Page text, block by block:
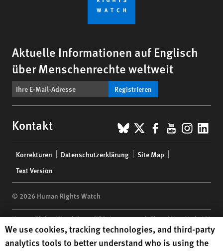
Aktuelle Informationen auf Englisch
über Menschenrechte weltweit
Registrieren
Kontakt BlueSky
X Facebook
YouTube
menu
Korrekturen Datenschutzerklärung
Site Map
Text Version
© 2026 Human Rights Watch
Human Rights Watch| 350 Fifth Avenue, 34th Floor | New York,NY
10118-3299USA|t 1.212.290.4700
Human Rights Watchis a 501(C)(3) nonprofit registered in the US
Human Rights Watch cookie preferences
We use cookies, tracking technologies, and third-party
analytics tools to better understand who is using the